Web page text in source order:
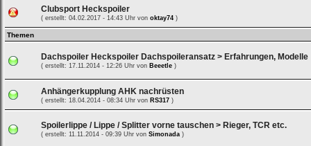
Ich habe mein Passwort
vergessen
Clubsport Heckspoiler
( erstellt: 04.02.2017 - 14:43 Uhr von oktay74 )
Themen
Dachspoiler Heckspoiler Dachspoileransatz > Erfahrungen, Modelle
( erstellt: 17.11.2014 - 12:26 Uhr von Beeetle )
Anhängerkupplung AHK nachrüsten
( erstellt: 18.04.2014 - 08:34 Uhr von RS317 )
Spoilerlippe / Lippe / Splitter vorne tauschen > Rieger, TCR etc.
( erstellt: 11.11.2014 - 09:39 Uhr von Simonada )